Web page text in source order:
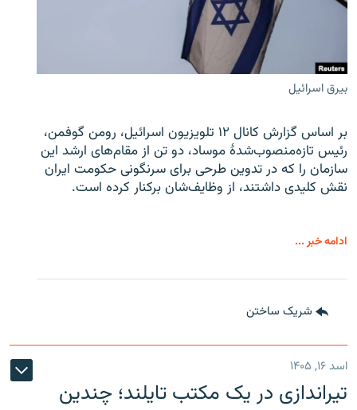
بیرق اسرائیل
بر اساس گزارش کانال ۱۲ تلویزیون اسرائیل، رومن گوفمن،
رئیس تازه‌منصوب‌شدۀ موساد، دو تن از مقام‌های ارشد این
سازمان را که در تدوین طرحی برای سرنگونی حکومت ایران
نقش کلیدی داشتند، از وظایف‌شان برکنار کرده است.
ادامه خبر ...
شریک ساختن
اسد ۱۶, ۱۴۰۵
تیراندازی در یک مکتب تایلند؛ چندین